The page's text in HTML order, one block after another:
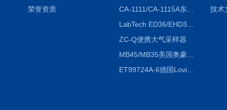
荣誉资质
CA-1111/CA-1115A东京理化EYELA CA-1111/CA-1115A冷却水循环装置
ZC-Q便携大气采样器
MB45/MB35美国奥豪斯OHAUS MB45/MB35卤素红外水分测定仪
ET99724A-6德国Lovibond ET99724A-6微电脑BOD测定仪
技术